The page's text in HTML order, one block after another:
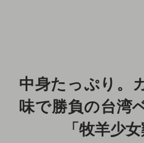
中身たっぷり。
味で勝負の台湾
「牧羊少